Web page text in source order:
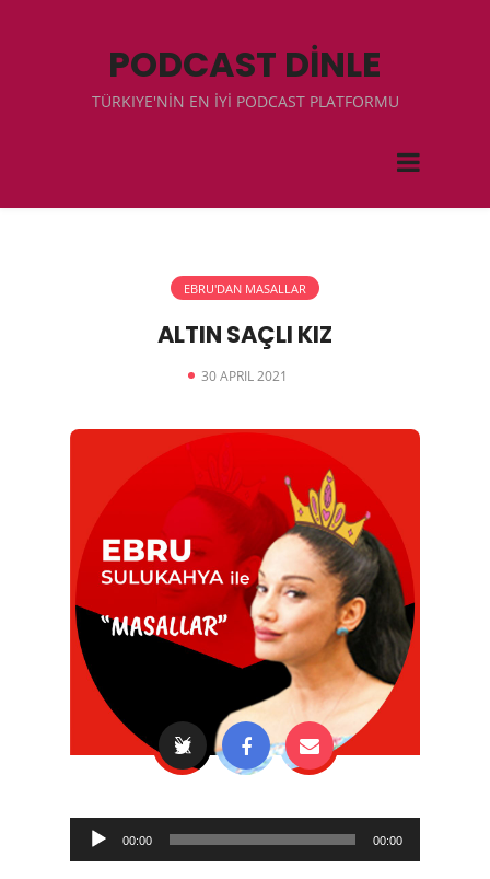
PODCAST DİNLE
TÜRKIYE'NİN EN İYİ PODCAST PLATFORMU
EBRU'DAN MASALLAR
ALTIN SAÇLI KIZ
30 APRIL 2021
Audio
Player
00:00 00:00